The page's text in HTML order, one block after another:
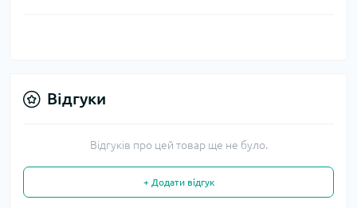
Відгуки
Відгуків про цей товар ще не було.
+ Додати відгук